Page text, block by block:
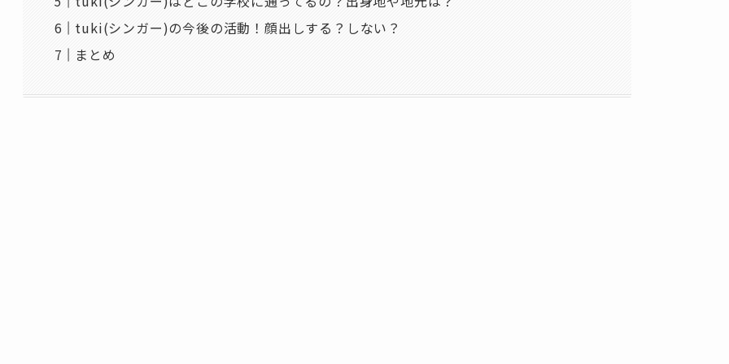
tuki(シンガー)の今後の活動！顔出しする？しない？
まとめ